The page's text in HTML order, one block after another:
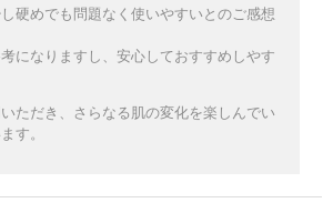
硬めでも問題なく使いやすいとのご感想
になりますし、安心しておすすめしやす
ただき、さらなる肌の変化を楽しんでい
す。